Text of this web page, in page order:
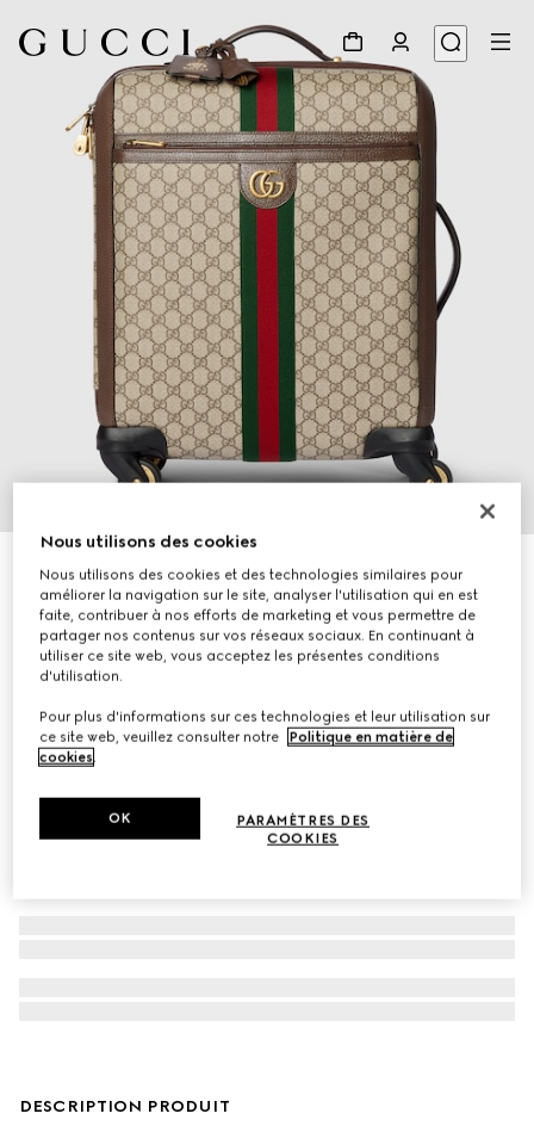
Valise à roulettes Gucci Savoy format cabine
€ 1.750
DESCRIPTION PRODUIT
Nous utilisons des cookies
Nous utilisons des cookies et des technologies similaires pour
améliorer la navigation sur le site, analyser l'utilisation qui en est
faite, contribuer à nos efforts de marketing et vous permettre de
partager nos contenus sur vos réseaux sociaux. En continuant à
utiliser ce site web, vous acceptez les présentes conditions
d'utilisation.
Pour plus d'informations sur ces technologies et leur utilisation sur
ce site web, veuillez consulter notre
Politique en matière de
cookies.
PARAMÈTRES DES
COOKIES
OK